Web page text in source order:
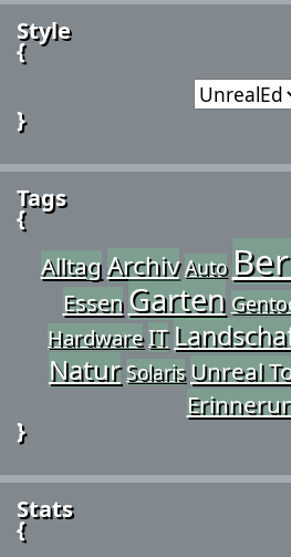
Style
{
}
Tags
{
AlltagArchiv Auto
Essen Garten
Hardware IT
Natur Solaris Unreal
}
Stats
{